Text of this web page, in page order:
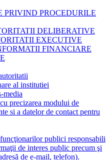
PRIVIND PROCEDURILE
DELIBERATIVE
EXECUTIVE
FINANCIARE
al institutiei
media
precizarea modului de
si a datelor de contact pentru
publici responsabili
de interes public precum şi
de e-mail, telefon).